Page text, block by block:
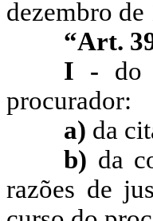
dezembro de
“Art.
I - do
procurador:
a) da
b) da
razões de